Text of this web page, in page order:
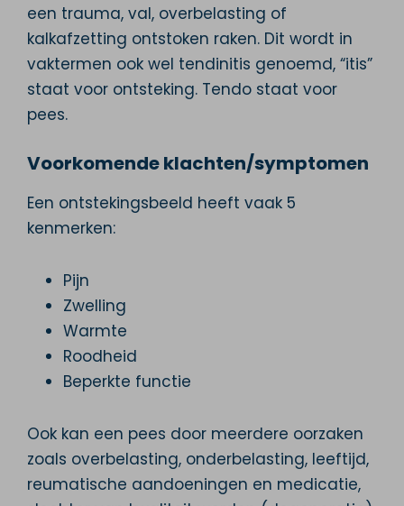
een trauma, val, overbelasting of
kalkafzetting ontstoken raken. Dit wordt in
vaktermen ook wel tendinitis genoemd, “itis”
staat voor ontsteking. Tendo staat voor
pees.
Voorkomende klachten/symptomen
Een ontstekingsbeeld heeft vaak 5
kenmerken:
Pijn
Zwelling
Warmte
Roodheid
Beperkte functie
Ook kan een pees door meerdere oorzaken
zoals overbelasting, onderbelasting, leeftijd,
reumatische aandoeningen en medicatie,